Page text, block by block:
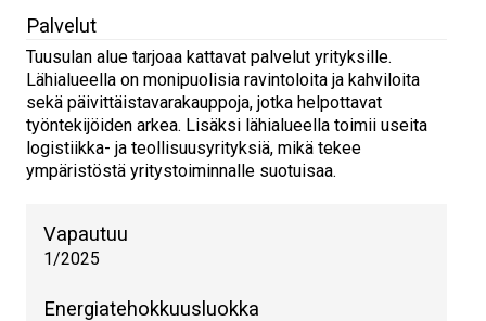
Palvelut
Tuusulan alue tarjoaa kattavat palvelut yrityksille.
Lähialueella on monipuolisia ravintoloita ja kahviloita
sekä päivittäistavarakauppoja, jotka helpottavat
työntekijöiden arkea. Lisäksi lähialueella toimii useita
logistiikka- ja teollisuusyrityksiä, mikä tekee
ympäristöstä yritystoiminnalle suotuisaa.
Vapautuu
1/2025
Energiatehokkuusluokka